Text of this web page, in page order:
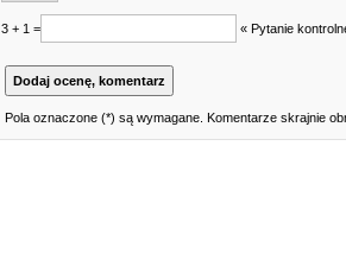
3 + 1 = « Pytanie
Pola oznaczone (*) są wymagane. Komentarze skrajnie